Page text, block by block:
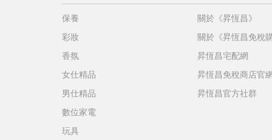
保養
彩妝
香氛
女仕精品
男仕精品
數位家電
玩具
關於《昇恆昌》
關於《昇恆昌免稅
昇恆昌宅配網
昇恆昌免稅商店官
昇恆昌官方社群